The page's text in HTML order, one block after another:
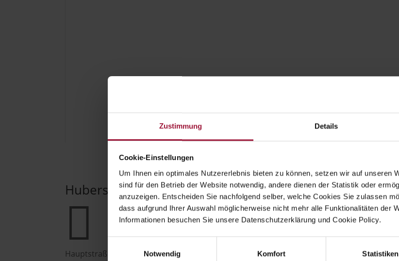
Zustimmung Details
Cookie-Einstellungen
Um Ihnen ein optimales Nutzererlebnis bieten zu können, setzen wir auf unseren
sind für den Betrieb der Website notwendig, andere dienen der Statistik oder
anzuzeigen. Entscheiden Sie nachfolgend selber, welche Cookies Sie zulassen
dass aufgrund Ihrer Auswahl möglicherweise nicht mehr alle Funktionalitäten der
Informationen besuchen Sie unsere Datenschutzerklärung und Cookie Policy.
Notwendig
Komfort Statistiken
Hubers Landhendl GmbH

Hauptstraße 80